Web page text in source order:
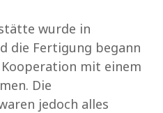
wurde in
die Fertigung begann
mit einem
Die
jedoch alles